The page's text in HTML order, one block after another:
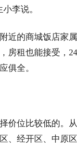
李说。
的商城饭店家
房租也能接受，
俱全。
位比较低的。
、经开区、中原